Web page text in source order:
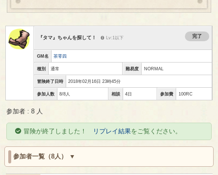
『タマ』ちゃんを探して！ Lv:1以下 完了
GM名 茶零四
種別 通常 難易度 NORMAL
冒険終了日時 2018年02月16日 23時45分
参加人数 8/8人 相談 4日 参加費 100RC
参加者 : 8 人
冒険が終了しました！ リプレイ結果をご覧ください。
参加者一覧（8人）